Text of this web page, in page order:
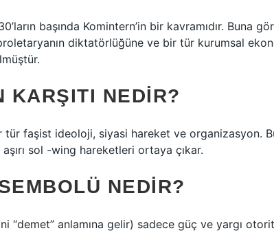
başında Komintern’in bir kavramıdır. Buna
diktatörlüğüne ve bir tür kurumsal
KARŞITI NEDIR?
faşist ideoloji, siyasi hareket ve organizasyon.
sol -wing hareketleri ortaya çıkar.
NEDIR?
“demet” anlamına gelir) sadece güç ve yargı